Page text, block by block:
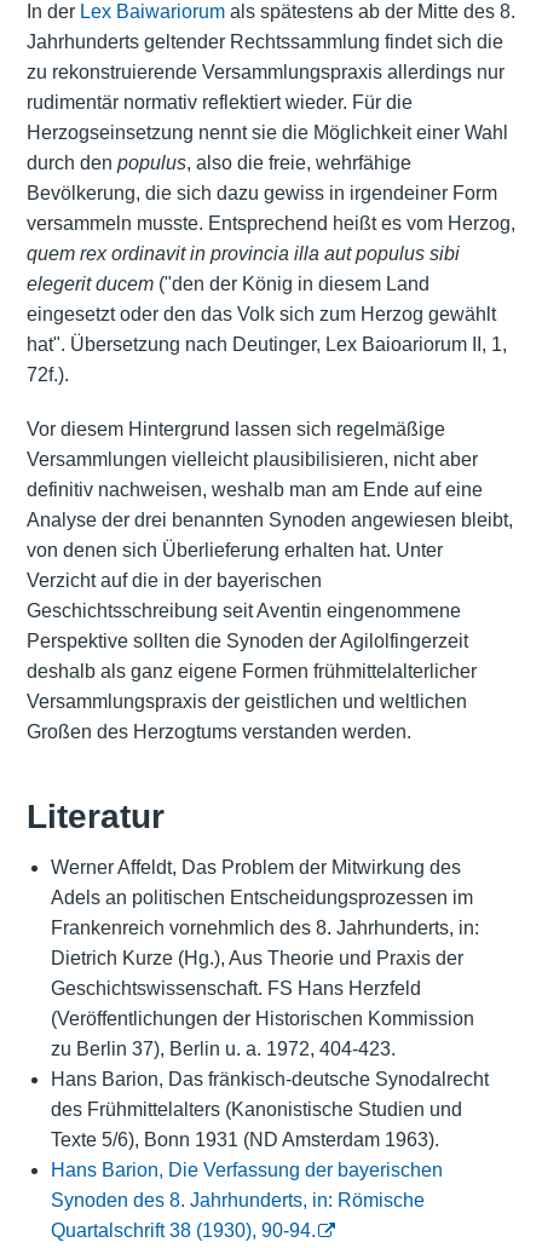
In der Lex Baiwariorumals spätestens ab der Mitte des 8.
Jahrhunderts geltender Rechtssammlung findet sich die
zu rekonstruierende Versammlungspraxis allerdings nur
rudimentär normativ reflektiert wieder. Für die
Herzogseinsetzung nennt sie die Möglichkeit einer Wahl
durch den populus, also die freie, wehrfähige
Bevölkerung, die sich dazu gewiss in irgendeiner Form
versammeln musste. Entsprechend heißt es vom Herzog,
quem rex ordinavit in provincia illa aut populus sibi
elegerit ducem("den der König in diesem Land
eingesetzt oder den das Volk sich zum Herzog gewählt
hat". Übersetzung nach Deutinger, Lex Baioariorum II, 1,
72f.).
Vor diesem Hintergrund lassen sich regelmäßige
Versammlungen vielleicht plausibilisieren, nicht aber
definitiv nachweisen, weshalb man am Ende auf eine
Analyse der drei benannten Synoden angewiesen bleibt,
von denen sich Überlieferung erhalten hat. Unter
Verzicht auf die in der bayerischen
Geschichtsschreibung seit Aventin eingenommene
Perspektive sollten die Synoden der Agilolfingerzeit
deshalb als ganz eigene Formen frühmittelalterlicher
Versammlungspraxis der geistlichen und weltlichen
Großen des Herzogtums verstanden werden.
Literatur
Werner Affeldt, Das Problem der Mitwirkung des
Adels an politischen Entscheidungsprozessen im
Frankenreich vornehmlich des 8. Jahrhunderts, in:
Dietrich Kurze (Hg.), Aus Theorie und Praxis der
Geschichtswissenschaft. FS Hans Herzfeld
(Veröffentlichungen der Historischen Kommission
zu Berlin 37), Berlin u. a. 1972, 404-423.
Hans Barion, Das fränkisch-deutsche Synodalrecht
des Frühmittelalters (Kanonistische Studien und
Texte 5/6), Bonn 1931 (ND Amsterdam 1963).
Hans Barion, Die Verfassung der bayerischen
Synoden des 8. Jahrhunderts, in: Römische
Quartalschrift 38 (1930), 90-94.